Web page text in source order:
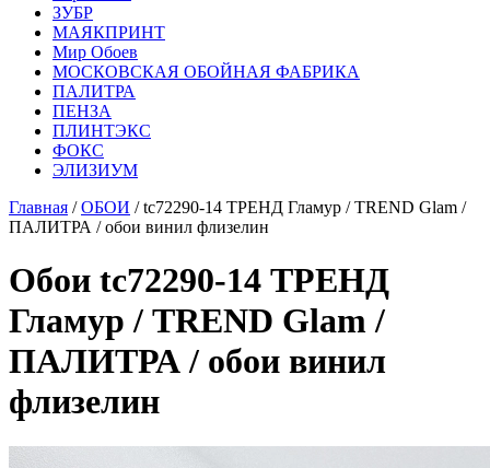
ЗУБР
МАЯКПРИНТ
Мир Обоев
МОСКОВСКАЯ ОБОЙНАЯ ФАБРИКА
ПАЛИТРА
ПЕНЗА
ПЛИНТЭКС
ФОКС
ЭЛИЗИУМ
Главная /ОБОИ / tc72290-14 ТРЕНД Гламур / TREND Glam /
ПАЛИТРА / обои винил флизелин
Обои tc72290-14 ТРЕНД
Гламур / TREND Glam /
ПАЛИТРА / обои винил
флизелин